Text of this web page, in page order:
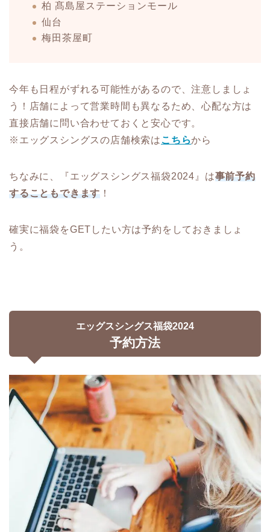
柏 髙島屋ステーションモール
仙台
梅田茶屋町
今年も日程がずれる可能性があるので、注意しましょ
う！店舗によって営業時間も異なるため、心配な方は
直接店舗に問い合わせておくと安心です。
※エッグスシングスの店舗検索はこちらから
ちなみに、『エッグスシングス福袋2024』は事前予約
することもできます ！
確実に福袋をGETしたい方は予約をしておきましょ
う。
エッグスシングス福袋2024
予約方法